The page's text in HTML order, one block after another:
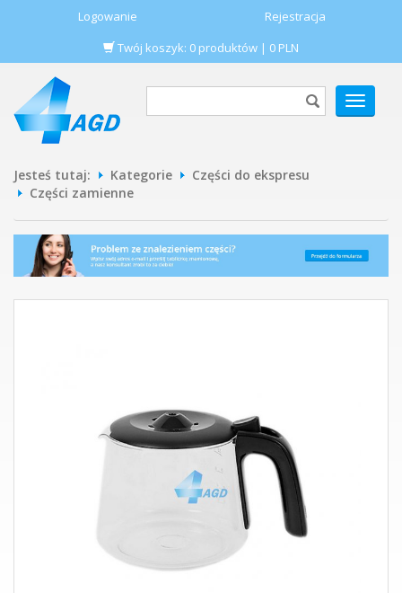
Logowanie
Rejestracja
Twój koszyk: 0 produktów | 0 PLN
POKAŻ
MENU
Jesteś tutaj: Kategorie
Części do ekspresu
Części zamienne